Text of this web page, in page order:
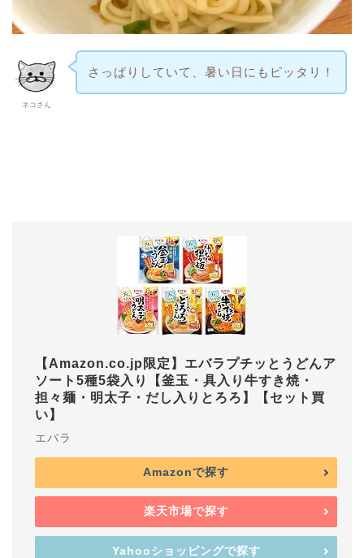
ネコさん
さっぱりしていて、暑い日にもピッタリ！
【Amazon.co.jp限定】エバラプチッとうどんア
ソート5種5袋入り【釜玉・具入り牛すき焼・
担々麺・明太子・だし入りとろろ】【セット買
い】
エバラ
Amazonで探す
楽天市場で探す
Yahooショッピングで探す